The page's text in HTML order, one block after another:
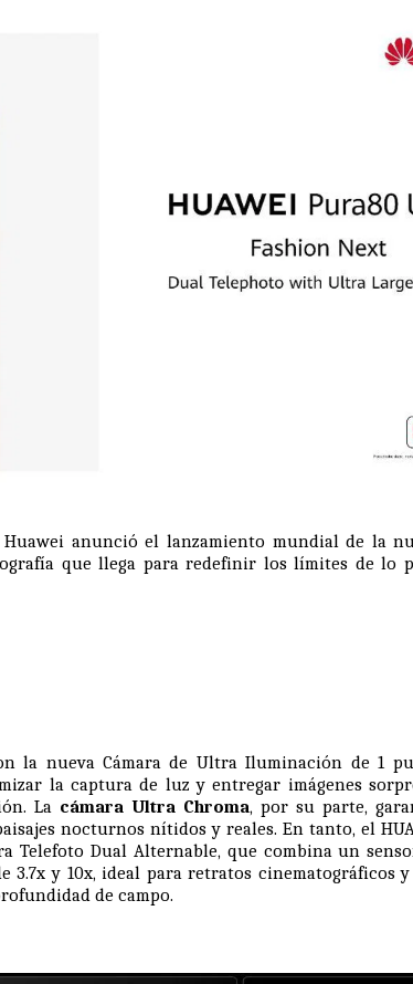
anunció el lanzamiento mundial de la
que llega para redefinir los límites de lo
la nueva Cámara de Ultra Iluminación de 1
la captura de luz y entregar imágenes
La cámara Ultra Chroma, por su parte,
nocturnos nítidos y reales. En tanto, el
Telefoto Dual Alternable, que combina un
3.7x y 10x, ideal para retratos cinematográficos
de campo.